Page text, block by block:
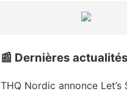
📰 Dernières actualités
THQ Nordic annonce Let’s